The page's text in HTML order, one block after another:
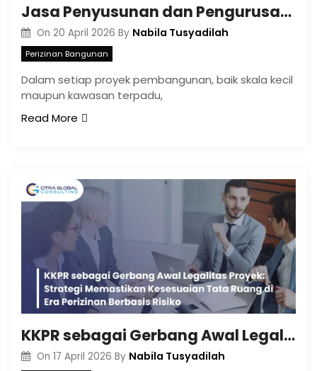
Jasa Penyusunan dan Pengurusan Siteplan: Fondasi Legal dan Strategis dalam Perencanaan Pembangunan
On 20 April 2026 By Nabila Tusyadilah
Perizinan Bangunan
Dalam setiap proyek pembangunan, baik skala kecil
maupun kawasan terpadu,
Read More
KKPR sebagai Gerbang Awal Legalitas Proyek: Strategi Memastikan Kesesuaian Tata Ruang di Era Perizinan Berbasis Risiko
On 17 April 2026 By Nabila Tusyadilah